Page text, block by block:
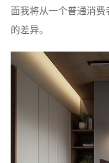
面我将从一个普通消
的差异。